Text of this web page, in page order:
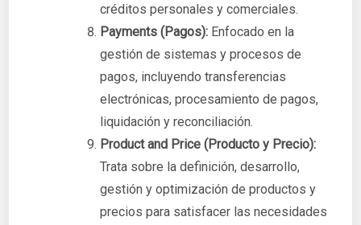
créditos personales y comerciales.
Payments (Pagos): Enfocado en la
gestión de sistemas y procesos de
pagos, incluyendo transferencias
electrónicas, procesamiento de pagos,
liquidación y reconciliación.
Product and Price (Producto y Precio):
Trata sobre la definición, desarrollo,
gestión y optimización de productos y
precios para satisfacer las necesidades